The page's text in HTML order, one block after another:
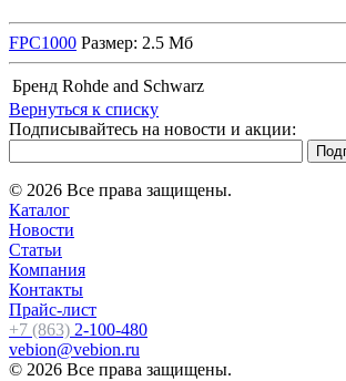
FPC1000 Размер: 2.5 Мб
Бренд Rohde and Schwarz
Вернуться к списку
Подписывайтесь на новости и акции:
© 2026 Все права защищены.
Каталог
Новости
Статьи
Компания
Контакты
Прайс-лист
+7 (863) 2-100-480
vebion@vebion.ru
© 2026 Все права защищены.